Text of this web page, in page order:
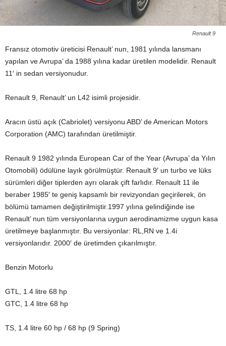
Renault 9
Fransız otomotiv üreticisi Renault’ nun, 1981 yılında lansmanı
yapılan ve Avrupa’ da 1988 yılına kadar üretilen modelidir. Renault
11′ in sedan versiyonudur.
Renault 9, Renault’ un L42 isimli projesidir.
Aracın üstü açık (Cabriolet) versiyonu ABD’ de American Motors
Corporation (AMC) tarafından üretilmiştir.
Renault 9 1982 yılında European Car of the Year (Avrupa’ da Yılın
Otomobili) ödülüne layık görülmüştür. Renault 9′ un turbo ve lüks
sürümleri diğer tiplerden ayrı olarak çift farlıdır. Renault 11 ile
beraber 1985′ te geniş kapsamlı bir revizyondan geçirilerek, ön
bölümü tamamen değiştirilmiştir.1997 yılına gelindiğinde ise
Renault’ nun tüm versiyonlarına uygun aerodinamizme uygun kasa
üretilmeye başlanmıştır. Bu versiyonlar: RL,RN ve 1.4i
versiyonlarıdır. 2000′ de üretimden çıkarılmıştır.
Benzin Motorlu
GTL, 1.4 litre 68 hp
GTC, 1.4 litre 68 hp
TS, 1.4 litre 60 hp / 68 hp (9 Spring)